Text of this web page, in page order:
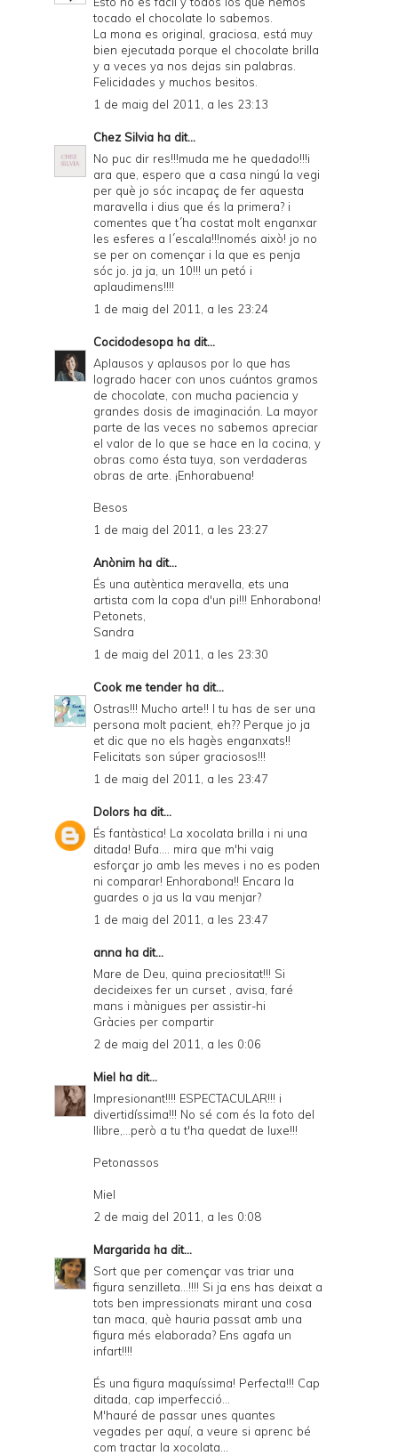
tocado el chocolate lo sabemos.
La mona es original, graciosa, está muy
bien ejecutada porque el chocolate brilla
y a veces ya nos dejas sin palabras.
Felicidades y muchos besitos.
1 de maig del 2011, a les 23:13
Chez Silvia ha dit...
No puc dir res!!!muda me he quedado!!!i
ara que, espero que a casa ningú la vegi
per què jo sóc incapaç de fer aquesta
maravella i dius que és la primera? i
comentes que t´ha costat molt enganxar
les esferes a l´escala!!!només això! jo no
se per on començar i la que es penja
sóc jo. ja ja, un 10!!! un petó i
aplaudimens!!!!
1 de maig del 2011, a les 23:24
Cocidodesopa ha dit...
Aplausos y aplausos por lo que has
logrado hacer con unos cuántos gramos
de chocolate, con mucha paciencia y
grandes dosis de imaginación. La mayor
parte de las veces no sabemos apreciar
el valor de lo que se hace en la cocina, y
obras como ésta tuya, son verdaderas
obras de arte. ¡Enhorabuena!
Besos
1 de maig del 2011, a les 23:27
Anònim ha dit...
És una autèntica meravella, ets una
artista com la copa d'un pi!!! Enhorabona!
Petonets,
Sandra
1 de maig del 2011, a les 23:30
Cook me tender ha dit...
Ostras!!! Mucho arte!! I tu has de ser una
persona molt pacient, eh?? Perque jo ja
et dic que no els hagès enganxats!!
Felicitats son súper graciosos!!!
1 de maig del 2011, a les 23:47
Dolors ha dit...
És fantàstica! La xocolata brilla i ni una
ditada! Bufa.... mira que m'hi vaig
esforçar jo amb les meves i no es poden
ni comparar! Enhorabona!! Encara la
guardes o ja us la vau menjar?
1 de maig del 2011, a les 23:47
anna ha dit...
Mare de Deu, quina preciositat!!! Si
decideixes fer un curset , avisa, faré
mans i mànigues per assistir-hi
Gràcies per compartir
2 de maig del 2011, a les 0:06
Miel ha dit...
Impresionant!!!! ESPECTACULAR!!! i
divertidíssima!!! No sé com és la foto del
llibre,...però a tu t'ha quedat de luxe!!!
Petonassos
Miel
2 de maig del 2011, a les 0:08
Margarida ha dit...
Sort que per començar vas triar una
figura senzilleta...!!!! Si ja ens has deixat a
tots ben impressionats mirant una cosa
tan maca, què hauria passat amb una
figura més elaborada? Ens agafa un
infart!!!!
És una figura maquíssima! Perfecta!!! Cap
ditada, cap imperfecció...
M'hauré de passar unes quantes
vegades per aquí, a veure si aprenc bé
com tractar la xocolata...